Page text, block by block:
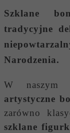
Szklane
tradycyjne
Narodzenia.
W naszym
artystyczne
zarówno
szklane